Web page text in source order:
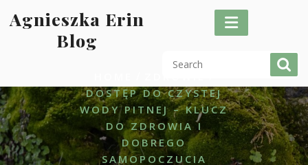
toAgnieszka Erin
Blog
DOSTĘP DO CZYSTEJ
WODY PITNEJ – KLUCZ
DO ZDROWIA I
DOBREGO
SAMOPOCZUCIA